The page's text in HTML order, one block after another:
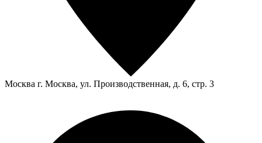
Москва г. Москва, ул. Производственная, д. 6, стр. 3